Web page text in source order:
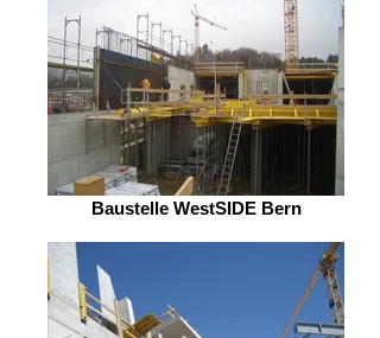
Baustelle WestSIDE Bern